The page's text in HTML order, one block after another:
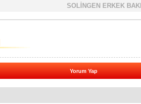
SOLİNGEN ERKEK
Yorum Yap